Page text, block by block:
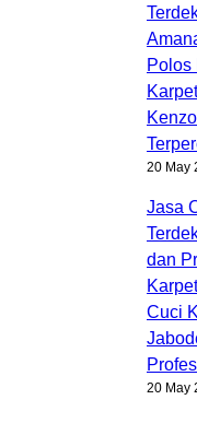
Polos
20 May
Jasa
dan
Cuci
20 May